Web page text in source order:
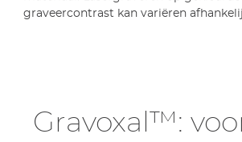
graveercontrast kan variëren
Gravoxal™: